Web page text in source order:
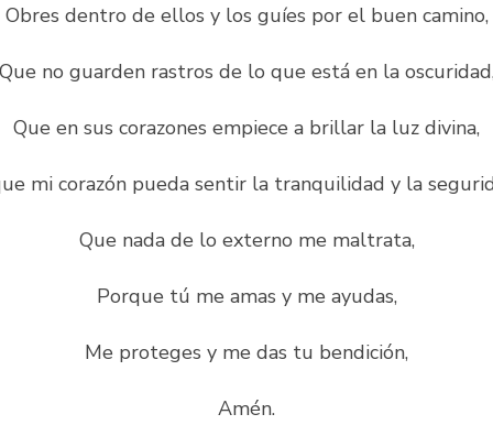
Obres dentro de ellos y los guíes por el buen camino,
no guarden rastros de lo que está en la
Que en sus corazones empiece a brillar la luz divina,
mi corazón pueda sentir la tranquilidad y la
Que nada de lo externo me maltrata,
Porque tú me amas y me ayudas,
Me proteges y me das tu bendición,
Amén.